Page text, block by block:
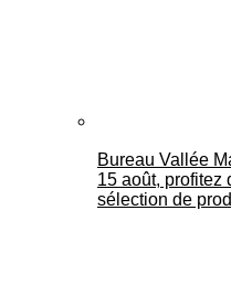
Bureau Vallée
15 août, profitez
sélection de